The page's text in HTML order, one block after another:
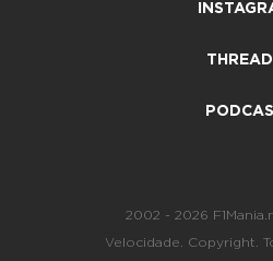
2002 - 2026
Velocidade. Copyright.